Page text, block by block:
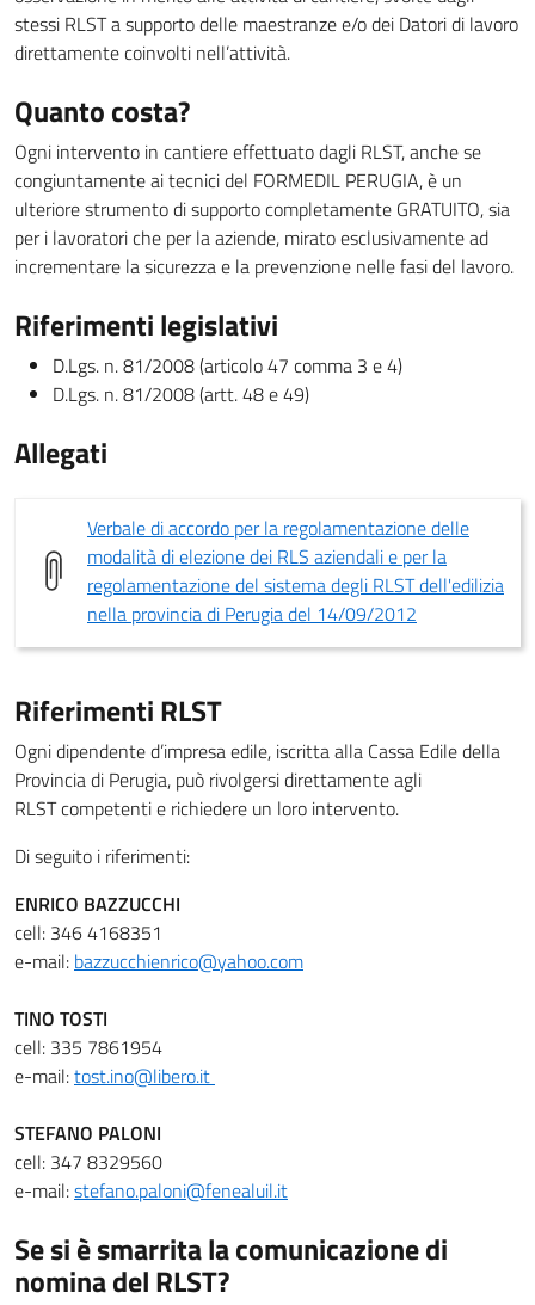
stessi RLST a supporto delle maestranze e/o dei Datori di lavoro
direttamente coinvolti nell’attività.
Quanto costa?
Ogni intervento in cantiere effettuato dagli RLST, anche se
congiuntamente ai tecnici del FORMEDIL PERUGIA, è un
ulteriore strumento di supporto completamente GRATUITO, sia
per i lavoratori che per la aziende, mirato esclusivamente ad
incrementare la sicurezza e la prevenzione nelle fasi del lavoro.
Riferimenti legislativi
D.Lgs. n. 81/2008 (articolo 47 comma 3 e 4)
D.Lgs. n. 81/2008 (artt. 48 e 49)
Allegati
Verbale di accordo per la regolamentazione delle
modalità di elezione dei RLS aziendali e per la
regolamentazione del sistema degli RLST dell'edilizia
nella provincia di Perugia del 14/09/2012
Riferimenti RLST
Ogni dipendente d’impresa edile, iscritta alla Cassa Edile della
Provincia di Perugia, può rivolgersi direttamente agli
RLST competenti e richiedere un loro intervento.
Di seguito i riferimenti:
ENRICO BAZZUCCHI
cell: 346 4168351
e-mail: bazzucchienrico@yahoo.com
TINO TOSTI
cell: 335 7861954
e-mail:tost.ino@libero.it
STEFANO PALONI
cell: 347 8329560
e-mail:stefano.paloni@fenealuil.it
Se si è smarrita la comunicazione di
nomina del RLST?